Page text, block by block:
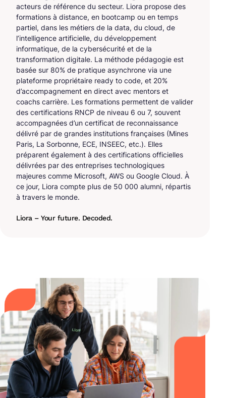
acteurs de référence du secteur. Liora propose des
formations à distance, en bootcamp ou en temps
partiel, dans les métiers de la data, du cloud, de
l’intelligence artificielle, du développement
informatique, de la cybersécurité et de la
transformation digitale. La méthode pédagogie est
basée sur 80% de pratique asynchrone via une
plateforme propriétaire ready to code, et 20%
d’accompagnement en direct avec mentors et
coachs carrière. Les formations permettent de valider
des certifications RNCP de niveau 6 ou 7, souvent
accompagnées d’un certificat de reconnaissance
délivré par de grandes institutions françaises (Mines
Paris, La Sorbonne, ECE, INSEEC, etc.). Elles
préparent également à des certifications officielles
délivrées par des entreprises technologiques
majeures comme Microsoft, AWS ou Google Cloud. À
ce jour, Liora compte plus de 50 000 alumni, répartis
à travers le monde.
Liora – Your future. Decoded.